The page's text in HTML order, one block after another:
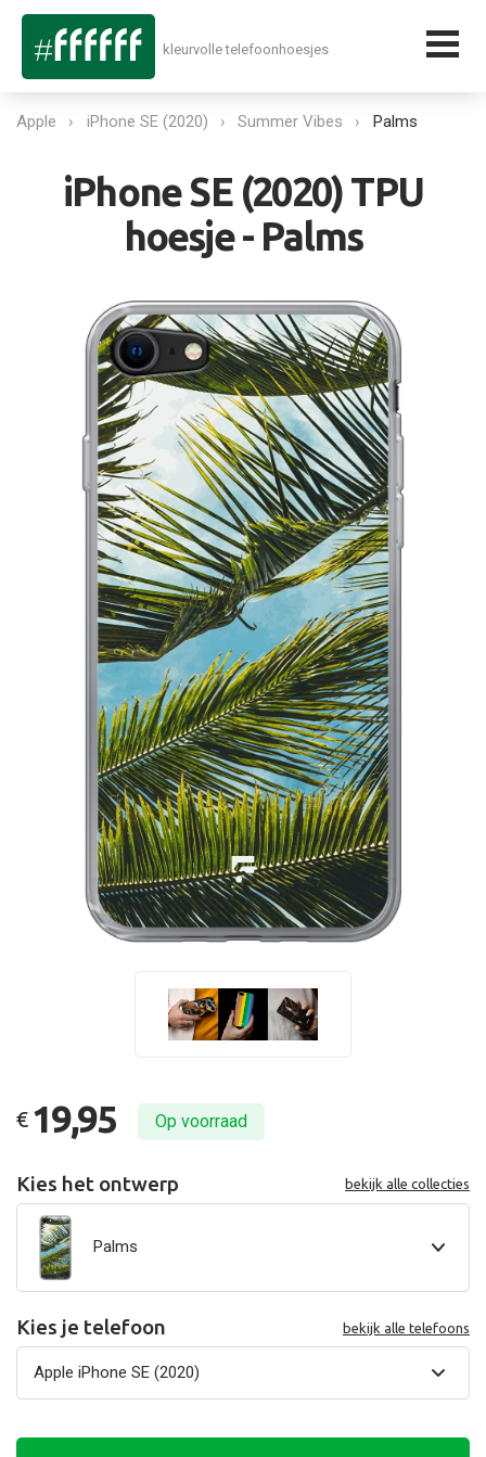
kleurvolle telefoonhoesjes
Apple iPhone SE (2020) Summer Vibes Palms
iPhone SE (2020) TPU
hoesje - Palms
€ 19,95 Op voorraad
Kies het ontwerp bekijk alle collecties
Palms
Kies je telefoon bekijk alle telefoons